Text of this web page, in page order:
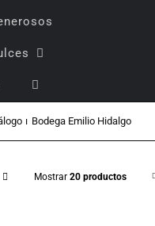
Bodega Emilio Hidalgo
Mostrar 20 productos